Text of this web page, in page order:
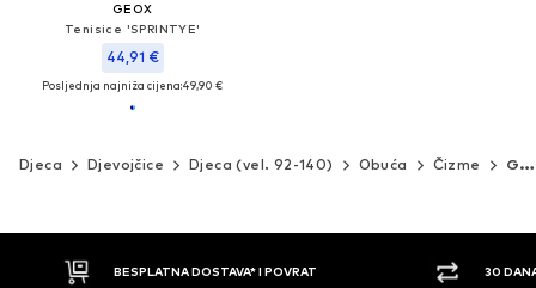
GEOX
Tenisice 'SPRINTYE'
44,91 €
Posljednja najniža cijena:49,90 €
Djeca Djevojčice Djeca (vel. 92-140) Obuća Čizme GEOX
30 DANA PRAVO NA POVRAT